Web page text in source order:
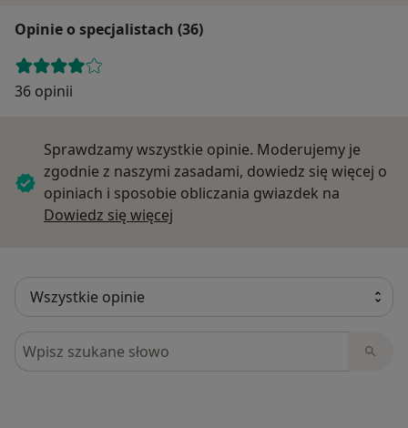
Opinie o specjalistach (36)
36 opinii
Sprawdzamy wszystkie opinie. Moderujemy je
zgodnie z naszymi zasadami, dowiedz się więcej o
opiniach i sposobie obliczania gwiazdek na
Dowiedz się więcej
Szukaj w opiniach